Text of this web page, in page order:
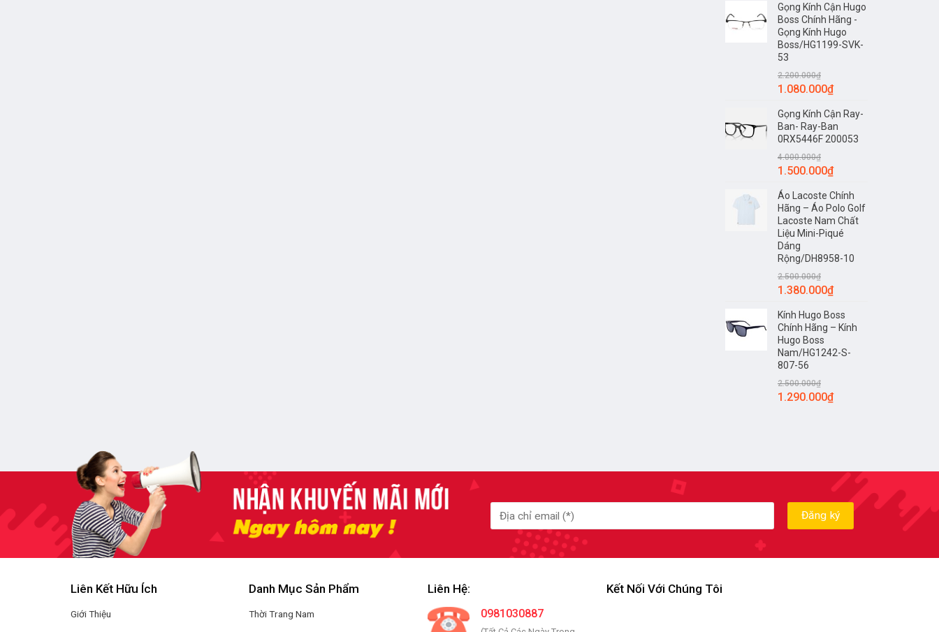
Gọng Kính Cận Hugo
Boss Chính Hãng -
Gọng Kính Hugo
Boss/HG1199-SVK-
53
2.200.000₫
1.080.000₫
Gọng Kính Cận Ray-
Ban- Ray-Ban
0RX5446F 200053
4.000.000₫
1.500.000₫
Áo Lacoste Chính
Hãng – Áo Polo Golf
Lacoste Nam Chất
Liệu Mini-Piqué
Dáng
Rộng/DH8958-10
2.500.000₫
1.380.000₫
Kính Hugo Boss
Chính Hãng – Kính
Hugo Boss
Nam/HG1242-S-
807-56
2.500.000₫
1.290.000₫
Liên Kết Hữu Ích
Giới Thiệu
Danh Mục Sản Phẩm
Thời Trang Nam
Liên Hệ:
0981030887
Kết Nối Với Chúng Tôi